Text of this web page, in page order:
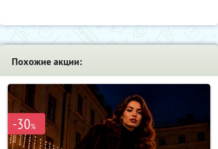
Похожие акции:
-30%